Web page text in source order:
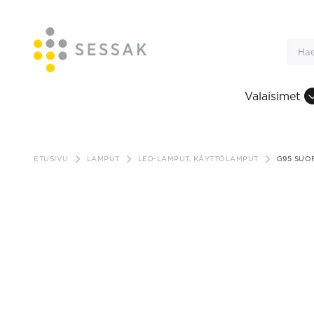
sisältöön
Valaisimet
ETUSIVU LAMPUT LED-LAMPUT, KÄYTTÖLAMPUT G95